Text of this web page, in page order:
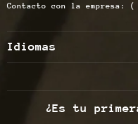
Contacto con la empresa: (
Idiomas
¿Es tu